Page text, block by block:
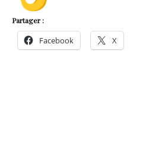
Partager :
Facebook X